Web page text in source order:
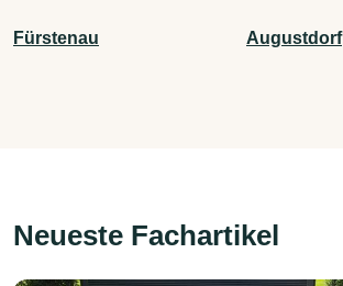
Fürstenau Augustdorf
Neueste Fachartikel